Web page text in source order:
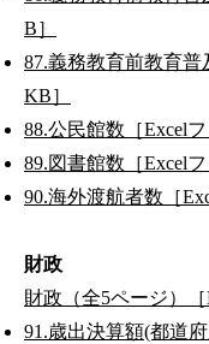
B］
87.義務教育前教育普
KB］
88.公民館数［Excel
89.図書館数［Excel
90.海外渡航者数［
財政
財政（全5ページ）［
91.歳出決算額(都道